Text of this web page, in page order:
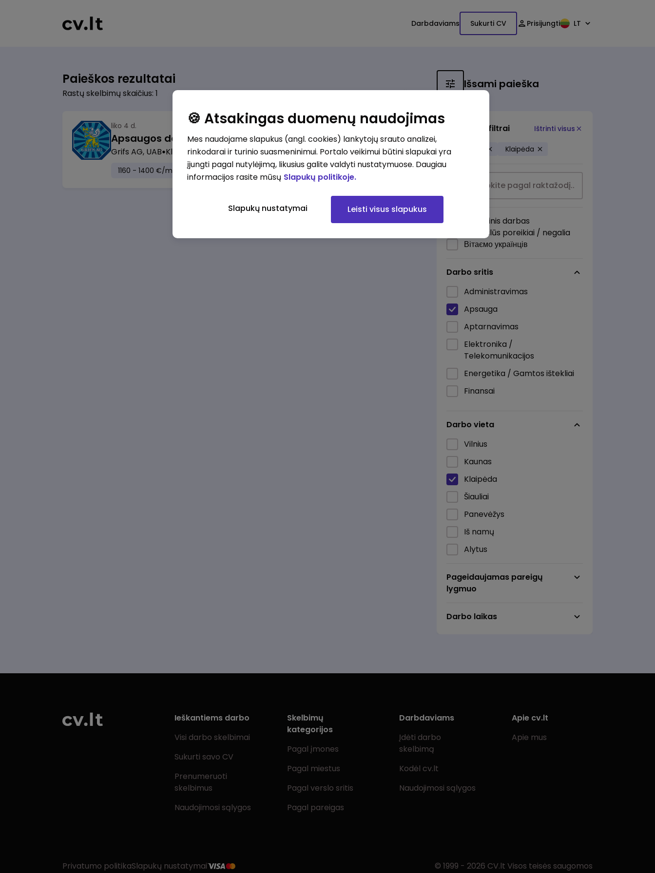
Darbdaviams Sukurti CV Prisijungti LT
Paieškos rezultatai
Rastų skelbimų skaičius: 1 Rūšiuoti
liko 4 d.
Apsaugos darbuotojas (-a) Klaipėdoje - Patirtis nebūtina - apmokome!
Grifs AG, UAB Klaipėda
1160 - 1400 €/mėn. Prieš mokesčius
Išsami paieška
Papildomi filtrai Ištrinti visus
Klaipėda
Nuotolinis darbas
Specialūs poreikiai / negalia
Вітаємо українців
Darbo sritis
Administravimas
Apsauga
Aptarnavimas
Elektronika /
Telekomunikacijos
Energetika / Gamtos ištekliai
Finansai
Kita
Maitinimas
Marketingas / Reklama / RsV
Mechanika / Inžinerija
Pardavimai / Pirkimai
Personalo valdymas /
turtas
Sveikata / Medicina /
Teisė
Žemės ūkis / Miškininkystė /
Gyvulininkystė
Darbo vieta
Vilnius
Kaunas
Klaipėda
Šiauliai
Panevėžys
Iš namų
Alytus
Birštonas
Druskininkai
Garliava
Kretinga
Marijampolė
Pageidaujamas pareigų
lygmuo
Darbo laikas
Ieškantiems darbo
Visi darbo skelbimai
Sukurti savo CV
Prenumeruoti
skelbimus
Naudojimosi sąlygos
Skelbimų
kategorijos
Pagal įmones
Pagal miestus
Pagal verslo sritis
Pagal pareigas
Darbdaviams
Įdėti darbo
skelbimą
Kodėl cv.lt
Naudojimosi sąlygos
Apie cv.lt
Apie mus
Privatumo politikaSlapukų nustatymai © 1999 - 2026 CV.lt Visos teisės saugomos
🍪 Atsakingas duomenų naudojimas
Mes naudojame slapukus (angl. cookies) lankytojų srauto analizei,
rinkodarai ir turinio suasmeninimui. Portalo veikimui būtini slapukai yra
įjungti pagal nutylėjimą, likusius galite valdyti nustatymuose. Daugiau
informacijos rasite mūsų Slapukų politikoje.
Slapukų nustatymai Leisti visus slapukus